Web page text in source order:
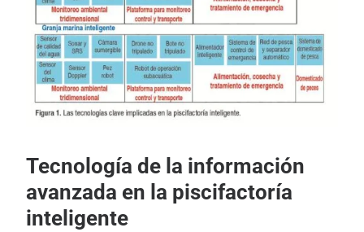
Tecnología de la información
avanzada en la piscifactoría
inteligente